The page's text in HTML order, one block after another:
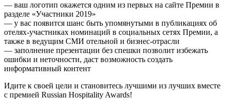
— ваш логотип окажется одним из первых на сайте Премии в
разделе «Участники 2019»
— у вас появится шанс быть упомянутыми в публикациях об
отелях-участниках номинаций в социальных сетях Премии, а
также в ведущим СМИ отельной и бизнес-отрасли
— заполнение презентации без спешки позволит избежать
ошибки и неточности, даст возможность создать
информативный контент
Идите к своей цели и становитесь лучшими из лучших вместе
с премией Russian Hospitality Awards!